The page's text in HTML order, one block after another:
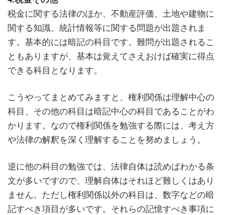
税金に関する法律のほか、不動産評価、土地や建物に
関する知識、統計情報等に関する問題が出題されま
す。基本的には暗記の科目です。難問が出題されるこ
ともありますが、基本は覚えてさえおけば確実に得点
できる科目となります。
こうやってまとめてみますと、権利関係は理解中心の
科目、その他の科目は暗記中心の科目であることがわ
かります。なので権利関係を勉強する際には、考え方
や法律の解釈を深く理解することを努めましょう。
逆に他の科目の勉強では、法律自体は読めばわかる条
文が多いですので、理解自体はそれほど難しくはあり
ません。ただし権利関係以外の科目は、数字などの暗
記すべき項目が多いです。それらの記憶すべき事項に